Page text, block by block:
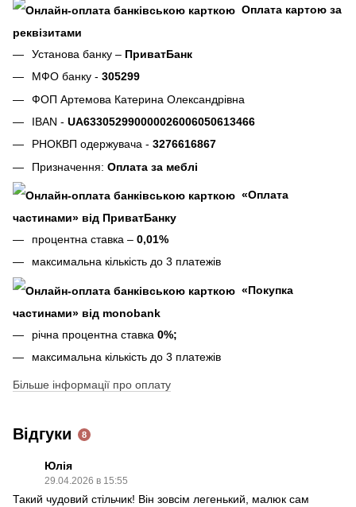
Оплата картою за
реквізитами
Установа банку – ПриватБанк
МФО банку - 305299
ФОП Артемова Катерина Олександрівна
IBAN - UA633052990000026006050613466
РНОКВП одержувача - 3276616867
Призначення: Оплата за меблі
«Оплата
частинами» від ПриватБанку
процентна ставка – 0,01%
максимальна кількість до 3 платежів
«Покупка
частинами» від monobank
річна процентна ставка 0%;
максимальна кількість до 3 платежів
Більше інформації про оплату
Відгуки 8
Юлія
29.04.2026 в 15:55
Такий чудовий стільчик! Він зовсім легенький, малюк сам